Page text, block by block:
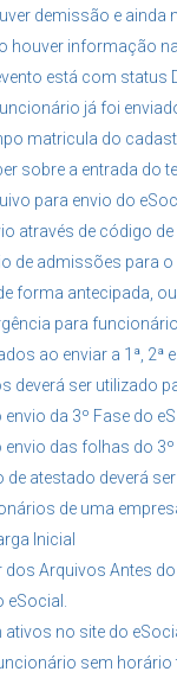
demissão e
houver informação
está com status
já foi
matricula do
sobre a entrada do
para envio do
através de código
de admissões para o
forma antecipada,
para
ao enviar a 1ª, 2ª
deverá ser utilizado
da 3º Fase do
envio das folhas do
atestado deverá
de uma
Inicial
dos Arquivos Antes
no site do
sem horário